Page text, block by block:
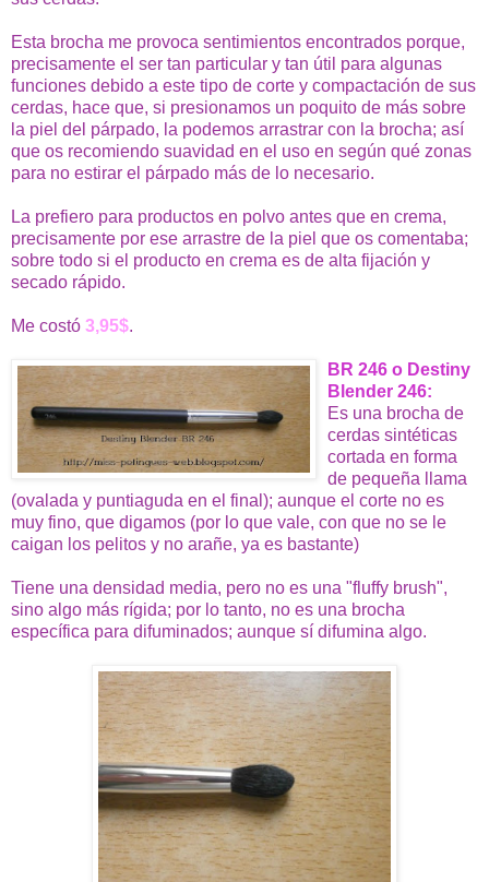
Esta brocha me provoca sentimientos encontrados porque,
precisamente el ser tan particular y tan útil para algunas
funciones debido a este tipo de corte y compactación de sus
cerdas, hace que, si presionamos un poquito de más sobre
la piel del párpado, la podemos arrastrar con la brocha; así
que os recomiendo suavidad en el uso en según qué zonas
para no estirar el párpado más de lo necesario.
La prefiero para productos en polvo antes que en crema,
precisamente por ese arrastre de la piel que os comentaba;
sobre todo si el producto en crema es de alta fijación y
secado rápido.
Me costó 3,95$.
BR 246 o Destiny
Blender 246:
Es una brocha de
cerdas sintéticas
cortada en forma
de pequeña llama
(ovalada y puntiaguda en el final); aunque el corte no es
muy fino, que digamos (por lo que vale, con que no se le
caigan los pelitos y no arañe, ya es bastante)
Tiene una densidad media, pero no es una "fluffy brush",
sino algo más rígida; por lo tanto, no es una brocha
específica para difuminados; aunque sí difumina algo.